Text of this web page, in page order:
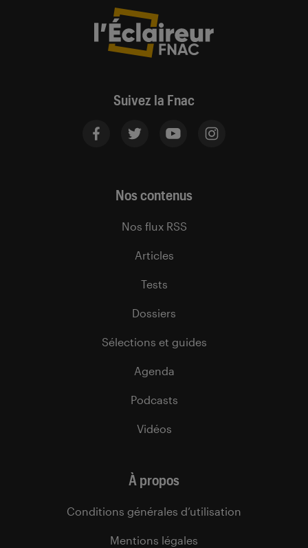
Suivez la Fnac
Nos contenus
Nos flux RSS
Articles
Tests
Dossiers
Sélections et guides
Agenda
Podcasts
Vidéos
À propos
Conditions générales d’utilisation
Mentions légales